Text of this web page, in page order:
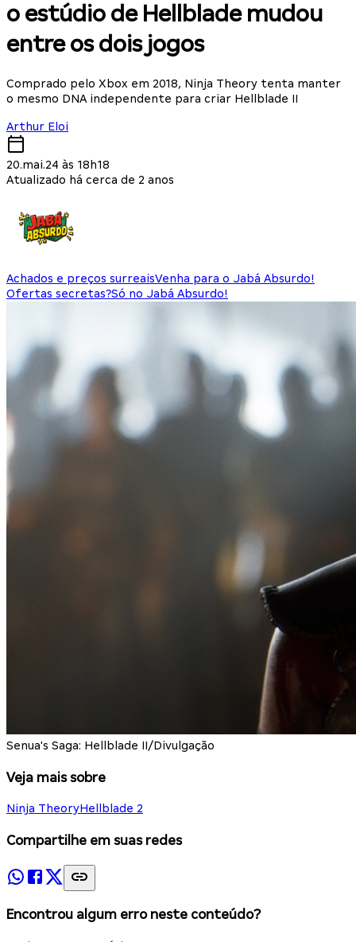
o estúdio de Hellblade mudou
entre os dois jogos
Comprado pelo Xbox em 2018, Ninja Theory tenta manter
o mesmo DNA independente para criar Hellblade II
Arthur Eloi
20.mai.24 às 18h18
Atualizado há cerca de 2 anos
Achados e preços surreaisVenha para o Jabá Absurdo!
Ofertas secretas?Só no Jabá Absurdo!
Senua's Saga: Hellblade II/Divulgação
Veja mais sobre
Ninja TheoryHellblade 2
Compartilhe em suas redes
Encontrou algum erro neste conteúdo?